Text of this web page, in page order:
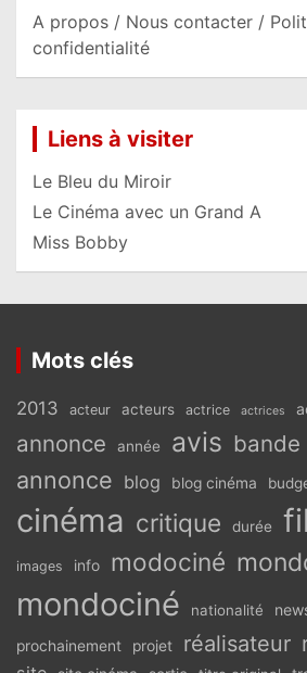
A propos / Nous contacter /
confidentialité
Liens à visiter
Le Bleu du Miroir
Le Cinéma avec un Grand A
Miss Bobby
Mots clés
2013 acteur acteurs actrice actrices
annonce année avis bande
annonce blog blog cinéma
cinéma critique durée
images info modociné
mondociné nationalité
prochainement projet réalisateur